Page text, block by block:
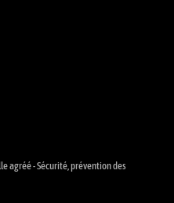
agréé - Sécurité, prévention des